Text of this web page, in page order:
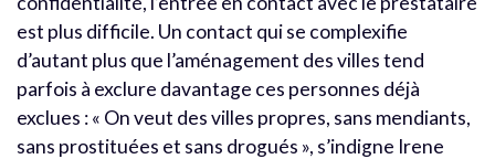
est plus difficile. Un contact qui se complexifie
d’autant plus que l’aménagement des villes tend
parfois à exclure davantage ces personnes déjà
exclues : « On veut des villes propres, sans mendiants,
sans prostituées et sans drogués », s’indigne Irene